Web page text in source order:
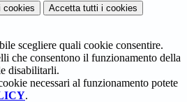
cookies Accetta tutti i cookies
scegliere quali cookie consentire.
che consentono il funzionamento della
disabilitarli.
necessari al funzionamento potete
.